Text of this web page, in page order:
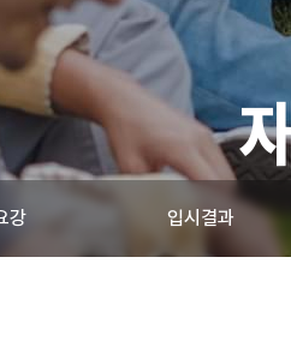
강 입시결과